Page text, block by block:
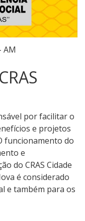
AM
por facilitar o
e projetos
funcionamento do
e
do CRAS Cidade
é considerado
e também para os